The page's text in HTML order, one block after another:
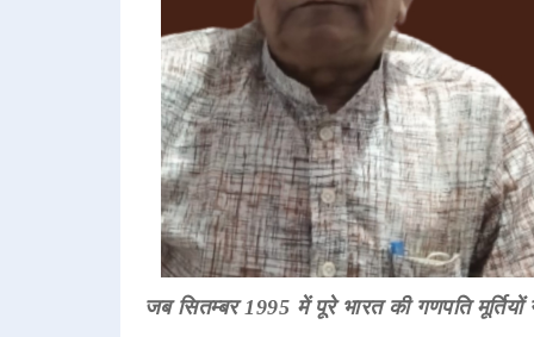
जब सितम्बर 1995 में पूरे भारत की गणपति